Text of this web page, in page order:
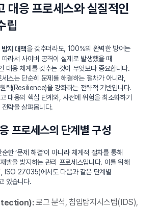
대응 프로세스와 실질적인
립
지 대책을 갖추더라도, 100%의 완벽한 방어는
라서 사이버 공격이 실제로 발생했을 때
대응 체계를 갖추는 것이 무엇보다 중요합니다.
스는 단순히 문제를 해결하는 절차가 아니라,
력(Resilience)을 강화하는 전략적 기반입니다.
대응의 핵심 단계와, 사전에 위험을 최소화하기
략을 살펴봅니다.
프로세스의 단계별 구성
한 ‘문제 해결’이 아니라 체계적 절차를 통해
발을 방지하는 관리 프로세스입니다. 이를 위해
ISO 27035)에서도 다음과 같은 단계별
있습니다.
로그 분석, 침입탐지시스템(IDS),